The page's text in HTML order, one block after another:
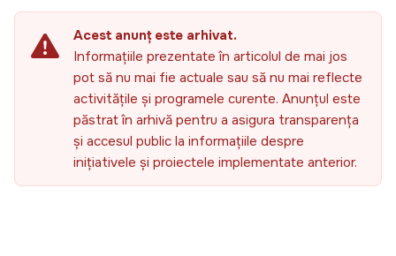
Acest anunț este arhivat.
Informațiile prezentate în articolul de mai jos
pot să nu mai fie actuale sau să nu mai reflecte
activitățile și programele curente. Anunțul este
păstrat în arhivă pentru a asigura transparența
și accesul public la informațiile despre
inițiativele și proiectele implementate anterior.